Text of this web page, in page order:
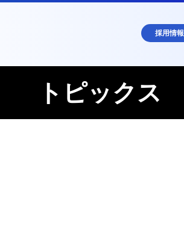
採用情報
トピックス